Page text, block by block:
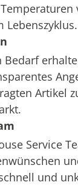
Lebenszyklus.
Artikel
Service
und